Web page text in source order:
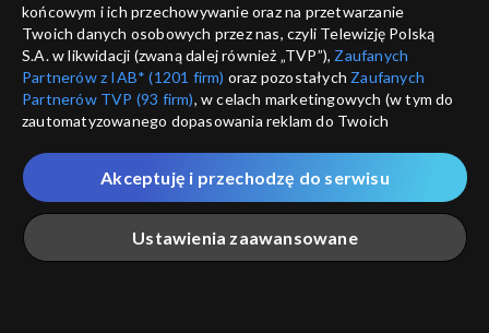
Anna Dymna – spotkajmy się
Martyna Marchewka,
16.09.2022
Anna Dymna – spotkajmy się
Piotr Mazur, 09.09.2022
Anna Dymna – spotkajmy się
Łukasz Kosiara, 02.09.2022
Anna Dymna – spotkajmy się
Agnieszka Trela, 03.06.2022
końcowym i ich przechowywanie oraz na przetwarzanie
Twoich danych osobowych przez nas, czyli Telewizję Polską
S.A. w likwidacji (zwaną dalej również „TVP”), Zaufanych
Partnerów z IAB* (1201 firm) oraz pozostałych Zaufanych
Partnerów TVP (93 firm), w celach marketingowych (w tym do
zautomatyzowanego dopasowania reklam do Twoich
które wskazujemy poniżej, a także zgody na udostępnianie
przez nas identyfikatora PPID do Google.
Twoje dane osobowe zbierane podczas odwiedzania przez
Ciebie naszych
poszczególnych serwisówzwanych dalej
„Portalem”, w tym informacje zapisywane za pomocą
Ustawienia zaawansowane
Akceptuję i przechodzę do serwisu